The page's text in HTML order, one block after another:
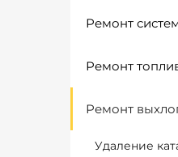
Ремонт
Ремонт
Ремонт
Удаление